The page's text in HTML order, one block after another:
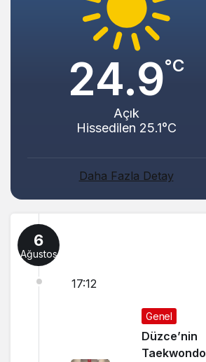
24.9°C
Açık
Hissedilen 25.1°C
Daha Fazla Detay
6
Ağustos
17:12
Genel
Düzce’nin
Taekwondo